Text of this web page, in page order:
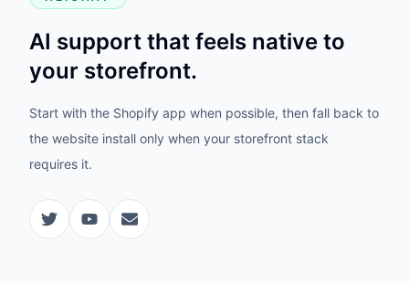
AI support that feels native to
your storefront.
Start with the Shopify app when possible, then fall back to
the website install only when your storefront stack
requires it.